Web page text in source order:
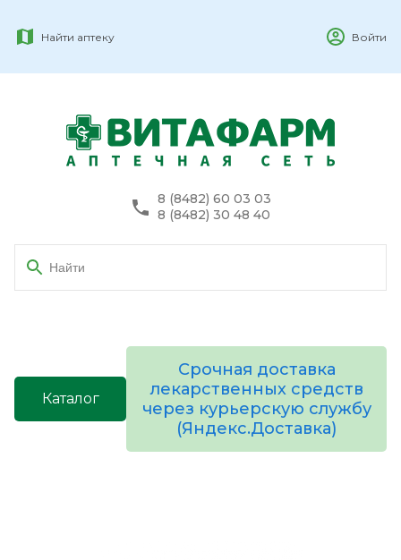
Найти аптеку Войти
8 (8482) 60 03 03
8 (8482) 30 48 40
Каталог
Срочная доставка
лекарственных средств
через курьерскую службу
(Яндекс.Доставка)